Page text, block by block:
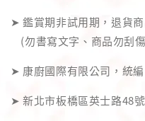
➤ 鑑賞期非試用期，退貨
(勿書寫文字、商品勿刮
➤ 康廚國際有限公司，統
➤ 新北市板橋區英士路48號